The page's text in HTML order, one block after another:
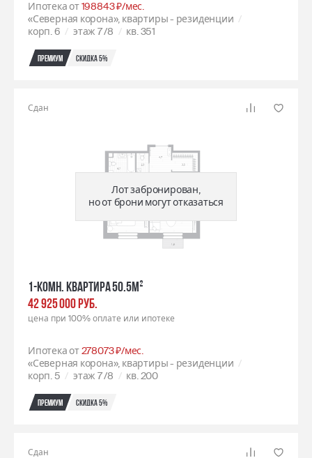
Ипотека от198843 ₽/мес.
«Северная корона», квартиры - резиденции
корп. 6
этаж 7/8 кв. 351
Премиум Скидка 5%
Сдан
Лот забронирован,
но от брони могут отказаться
1-комн. квартира 50.5м²
42 925 000 РУБ.
цена при 100% оплате или ипотеке
Ипотека от278073 ₽/мес.
«Северная корона», квартиры - резиденции
корп. 5
этаж 7/8 кв. 200
Премиум Скидка 5%
Сдан